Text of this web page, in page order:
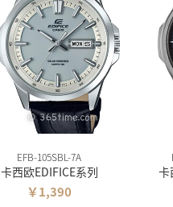
EFB-105SBL-7A
卡西欧EDIFICE系列
￥1,390
卡